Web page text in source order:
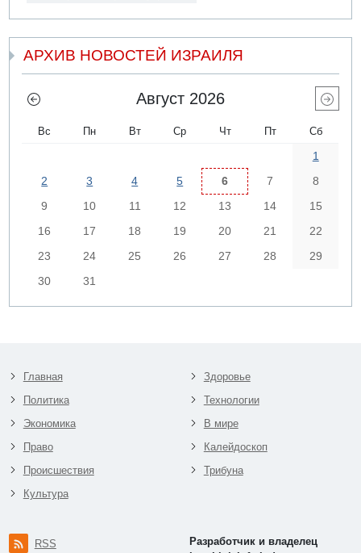
АРХИВ НОВОСТЕЙ ИЗРАИЛЯ
Август 2026
Вс Пн Вт Ср Чт Пт Сб
1
2
3 4 5 6 7
8
9
10 11 12 13 14
15
16
17 18 19 20 21
22
23
24 25 26 27 28
29
30
31
Главная
Политика
Экономика
Право
Происшествия
Культура
Здоровье
Технологии
В мире
Калейдоскоп
Трибуна
RSS
Разработчик и владелец